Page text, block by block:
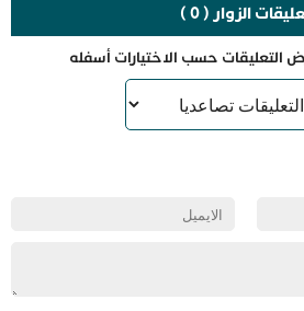
الزوار ( 0 )
التعليقات حسب الاختيارات أسفله